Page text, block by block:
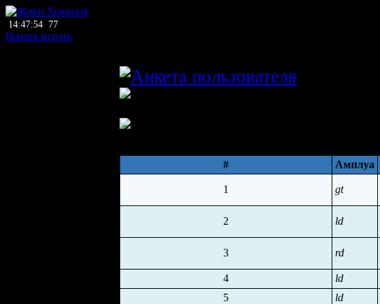
14:47:54 77
Начать играть
#
Амплуа
1 gt
2 ld
3 rd
4 ld
5
ld